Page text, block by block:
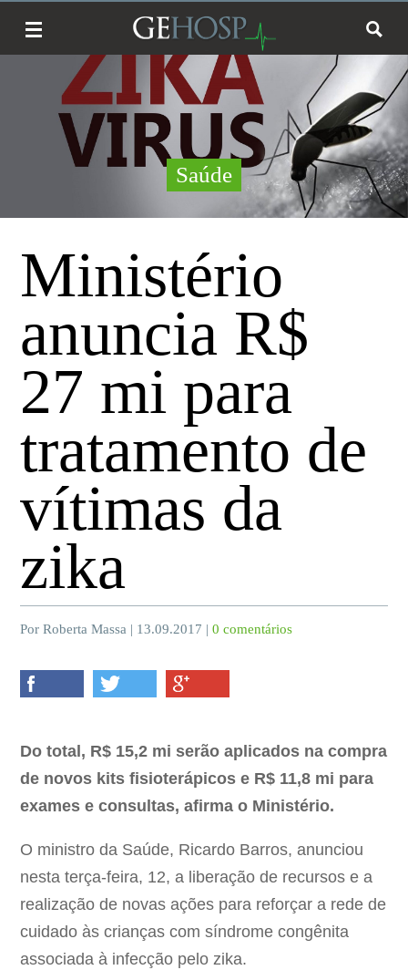
Saúde
Ministério
anuncia R$
27 mi para
tratamento de
vítimas da
zika
Por Roberta Massa | 13.09.2017 |0 comentários
Do total, R$ 15,2 mi serão aplicados na compra
de novos kits fisioterápicos e R$ 11,8 mi para
exames e consultas, afirma o Ministério.
O ministro da Saúde, Ricardo Barros, anunciou
nesta terça-feira, 12, a liberação de recursos e a
realização de novas ações para reforçar a rede de
cuidado às crianças com síndrome congênita
associada à infecção pelo zika.